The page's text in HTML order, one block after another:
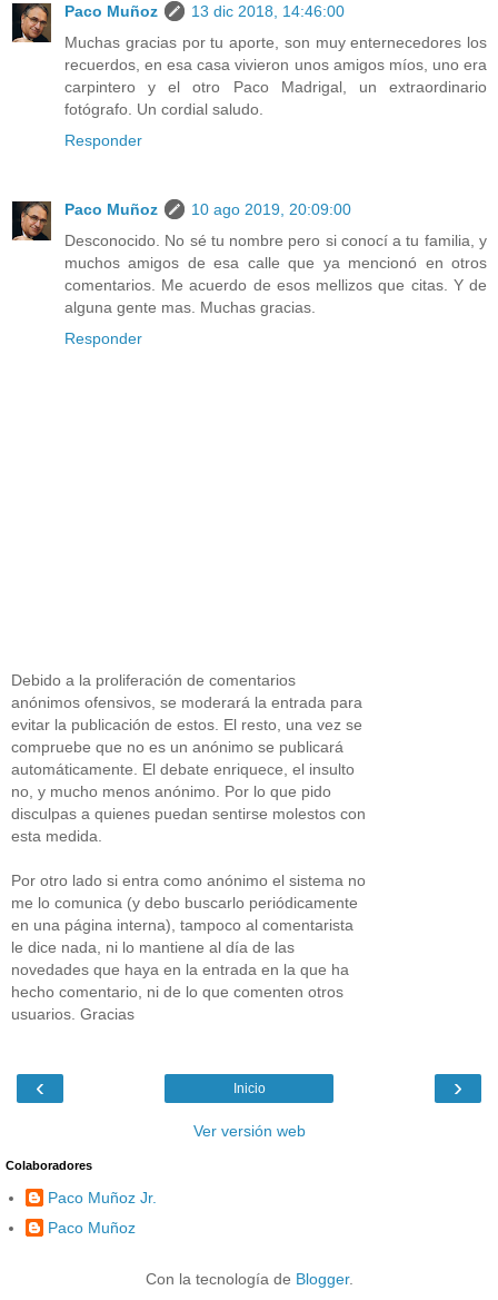
Paco Muñoz
13 dic 2018, 14:46:00
Muchas gracias por tu aporte, son muy enternecedores los
recuerdos, en esa casa vivieron unos amigos míos, uno era
carpintero y el otro Paco Madrigal, un extraordinario
fotógrafo. Un cordial saludo.
Responder
Paco Muñoz
10 ago 2019, 20:09:00
Desconocido. No sé tu nombre pero si conocí a tu familia, y
muchos amigos de esa calle que ya mencionó en otros
comentarios. Me acuerdo de esos mellizos que citas. Y de
alguna gente mas. Muchas gracias.
Responder
Debido a la proliferación de comentarios
anónimos ofensivos, se moderará la entrada para
evitar la publicación de estos. El resto, una vez se
compruebe que no es un anónimo se publicará
automáticamente. El debate enriquece, el insulto
no, y mucho menos anónimo. Por lo que pido
disculpas a quienes puedan sentirse molestos con
esta medida.
Por otro lado si entra como anónimo el sistema no
me lo comunica (y debo buscarlo periódicamente
en una página interna), tampoco al comentarista
le dice nada, ni lo mantiene al día de las
novedades que haya en la entrada en la que ha
hecho comentario, ni de lo que comenten otros
usuarios. Gracias
‹ ›
Inicio
Ver versión web
Colaboradores
Paco Muñoz Jr.
Paco Muñoz
Con la tecnología de Blogger.